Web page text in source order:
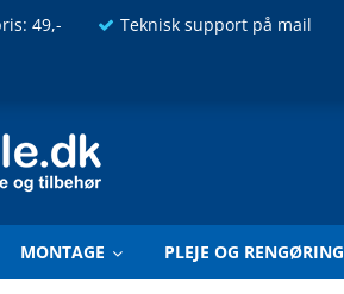
49,- Teknisk support på mail
MONTAGE PLEJE OG RENGØRING